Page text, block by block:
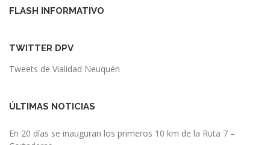
FLASH INFORMATIVO
TWITTER DPV
Tweets de Vialidad Neuquén
ÚLTIMAS NOTICIAS
En 20 días se inauguran los primeros 10 km de la Ruta 7 –